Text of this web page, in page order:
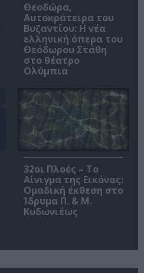
Θεοδώρα,
Αυτοκράτειρα του
Βυζαντίου: Η νέα
ελληνική όπερα του
Θεόδωρου Στάθη
στο θέατρο
Ολύμπια
32οι Πλοές – Το
Αίνιγμα της Εικόνας:
Ομαδική έκθεση στο
Ίδρυμα Π. & Μ.
Κυδωνιέως